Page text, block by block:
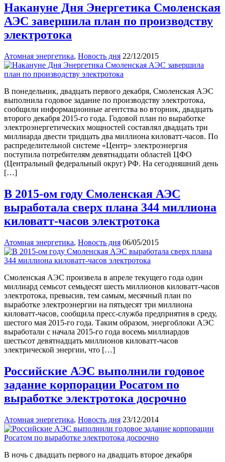
Накануне Дня Энергетика Смоленская
АЭС завершила план по производству
электротока
Атомная энергетика, Новость дня 22/12/2015
В понедельник, двадцать первого декабря, Смоленская АЭС
выполнила годовое задание по производству электротока,
сообщили информационные агентства во вторник, двадцать
второго декабря 2015-го года. Годовой план по выработке
электроэнергетических мощностей составлял двадцать три
миллиарда двести тридцать два миллиона киловатт-часов. По
распределительной системе «Центр» электроэнергия
поступила потребителям девятнадцати областей ЦФО
(Центральный федеральный округ) РФ. На сегодняшний день
[…]
В 2015-ом году Смоленская АЭС
выработала сверх плана 344 миллиона
киловатт-часов электротока
Атомная энергетика, Новость дня 06/05/2015
Смоленская АЭС произвела в апреле текущего года один
миллиард семьсот семьдесят шесть миллионов киловатт-часов
электротока, превысив, тем самым, месячный план по
выработке электроэнергии на пятьдесят три миллиона
киловатт-часов, сообщила пресс-служба предприятия в среду,
шестого мая 2015-го года. Таким образом, энергоблоки АЭС
выработали с начала 2015-го года восемь миллиардов
шестьсот девятнадцать миллионов киловатт-часов
электрической энергии, что […]
Российские АЭС выполнили годовое
задание корпорации Росатом по
выработке электротока досрочно
Атомная энергетика, Новость дня 23/12/2014
В ночь с двадцать первого на двадцать второе декабря